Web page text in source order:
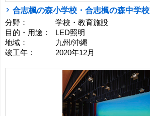
合志楓の森小学校・合志楓の森中学校
分野：
学校・教育施設
目的・用途：
LED照明
地域：
九州/沖縄
竣工年：
2020年12月